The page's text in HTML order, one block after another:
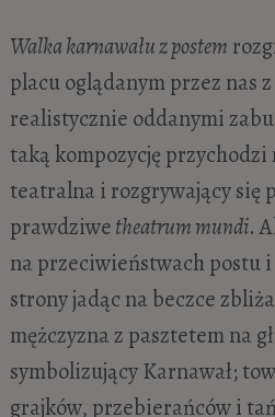
Walka karnawału z postem
placu oglądanym przez nas
realistycznie oddanymi
taką kompozycję przychodzi
teatralna i rozgrywający się
prawdziwetheatrum mundi.
na przeciwieństwach postu
strony jadąc na beczce
mężczyzna z pasztetem na
symbolizujący Karnawał;
grajków, przebierańców i